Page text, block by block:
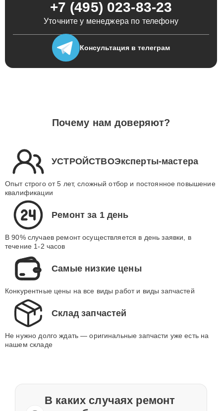
+7 (495) 023-83-23
Уточните у менеджера по телефону
Консультация в телеграм
Почему нам доверяют?
УСТРОЙСТВОЭксперты-мастера
Опыт строго от 5 лет, сложный отбор и постоянное повышение
квалификации
Ремонт за 1 день
В 90% случаев ремонт осуществляется в день заявки, в
течение 1-2 часов
Самые низкие цены
Конкурентные цены на все виды работ и виды запчастей
Склад запчастей
Не нужно долго ждать — оригинальные запчасти уже есть на
нашем складе
В каких случаях ремонт